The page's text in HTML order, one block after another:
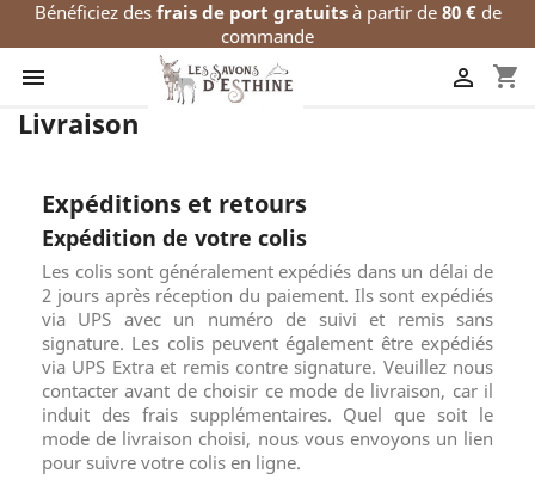
Bénéficiez des frais de port gratuitsà partir de 80 €de
commande
 shopping_cart

Livraison
Expéditions et retours
Expédition de votre colis
Les colis sont généralement expédiés dans un délai de
2 jours après réception du paiement. Ils sont expédiés
via UPS avec un numéro de suivi et remis sans
signature. Les colis peuvent également être expédiés
via UPS Extra et remis contre signature. Veuillez nous
contacter avant de choisir ce mode de livraison, car il
induit des frais supplémentaires. Quel que soit le
mode de livraison choisi, nous vous envoyons un lien
pour suivre votre colis en ligne.